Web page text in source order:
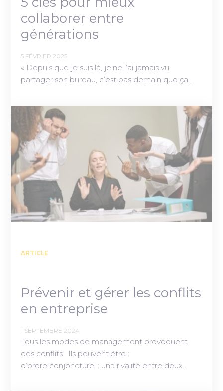
collaborer entre
générations
5 FÉVRIER 2025
« Depuis que je suis là, je ne l’ai jamais vu
partager son bureau, c’est pas demain que ça…
ARTICLE
Prévenir et gérer les conflits
en entreprise
1 SEPTEMBRE 2024
Tous les modes de management provoquent
des conflits. Ils peuvent être :
d’ordre conjoncturel : une rivalité entre deux…